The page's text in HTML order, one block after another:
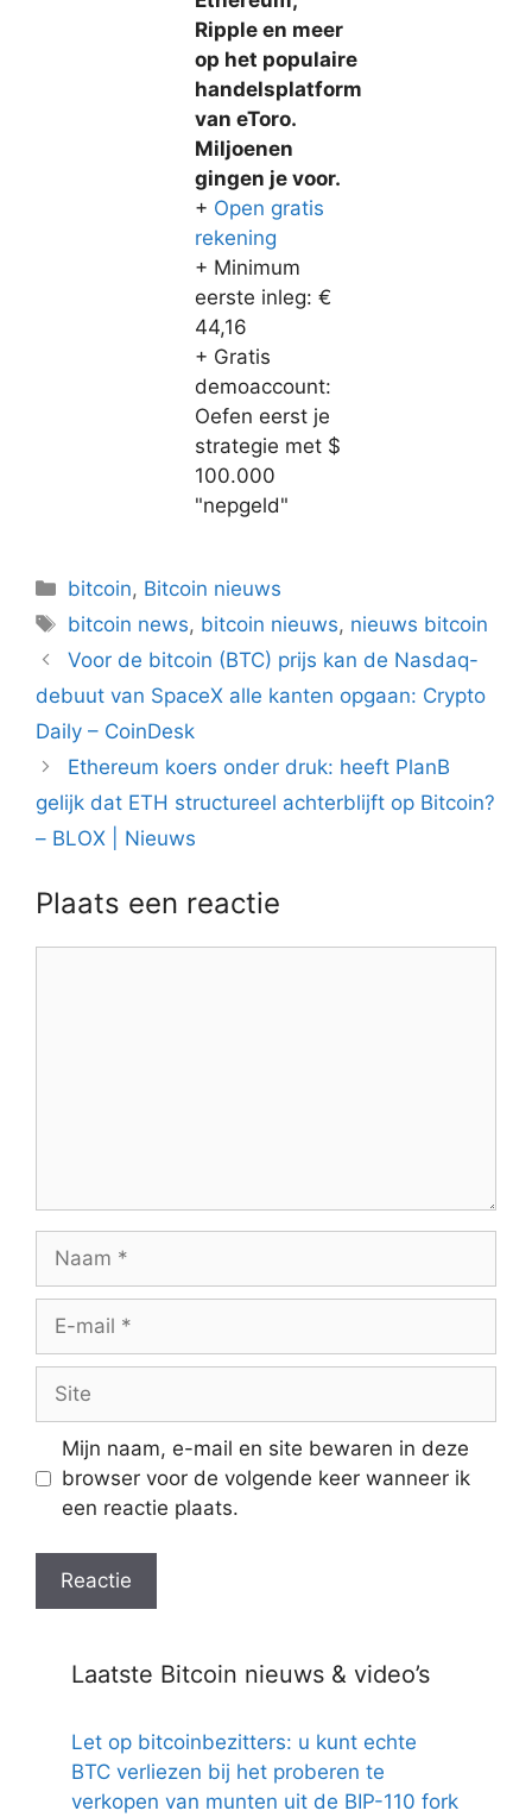
Ripple en meer
op het populaire
handelsplatform
van eToro.
Miljoenen
gingen je voor.
+ Open gratis
rekening
+ Minimum
eerste inleg: €
44,16
+ Gratis
demoaccount:
Oefen eerst je
strategie met $
100.000
"nepgeld"
Categorieën
bitcoin, Bitcoin nieuws
Tags
bitcoin news, bitcoin nieuws, nieuws bitcoin
Berichtnavigatie
Voor de bitcoin (BTC) prijs kan de Nasdaq-
debuut van SpaceX alle kanten opgaan: Crypto
Daily – CoinDesk
Ethereum koers onder druk: heeft PlanB
gelijk dat ETH structureel achterblijft op Bitcoin?
– BLOX | Nieuws
Plaats een reactie
mail
Mijn naam, e-mail en site bewaren in deze
browser voor de volgende keer wanneer ik
een reactie plaats.
Laatste Bitcoin nieuws & video’s
Let op bitcoinbezitters: u kunt echte
BTC verliezen bij het proberen te
verkopen van munten uit de BIP-110 fork